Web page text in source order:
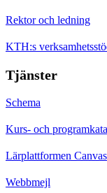
Rektor och ledning
KTH:s
Tjänster
Schema
Kurs- och
Lärplattformen Canvas
Webbmejl